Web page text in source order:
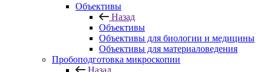
Объективы
Назад
Объективы
Объективы для биологии и медицины
Объективы для материаловедения
Пробоподготовка микроскопии
Назад